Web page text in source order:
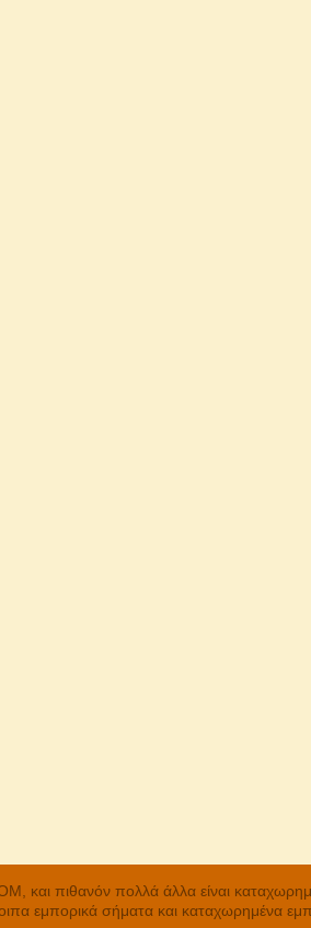
πιθανόν πολλά άλλα είναι
σήματα και καταχωρημένα